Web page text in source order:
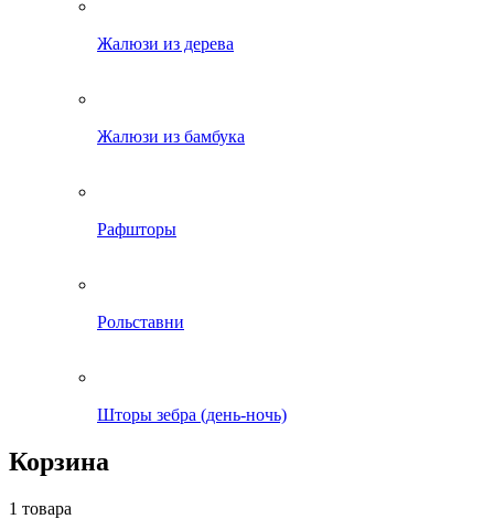
Жалюзи из дерева
Жалюзи из бамбука
Рафшторы
Рольставни
Шторы зебра (день-ночь)
Корзина
1 товара